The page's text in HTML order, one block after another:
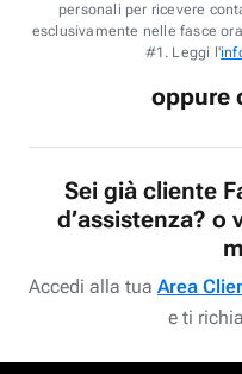
personali per ricevere
esclusivamente nelle fasce
#1. Leggi l'
oppure
Sei già cliente
d’assistenza? o
Accedi alla tua Area
e ti